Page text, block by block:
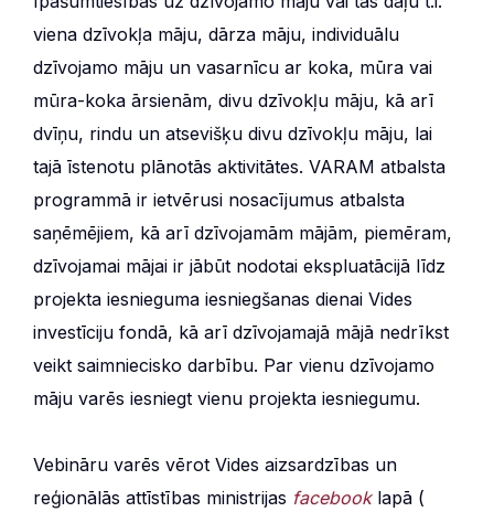
viena dzīvokļa māju, dārza māju, individuālu
dzīvojamo māju un vasarnīcu ar koka, mūra vai
mūra-koka ārsienām, divu dzīvokļu māju, kā arī
dvīņu, rindu un atsevišķu divu dzīvokļu māju, lai
tajā īstenotu plānotās aktivitātes. VARAM atbalsta
programmā ir ietvērusi nosacījumus atbalsta
saņēmējiem, kā arī dzīvojamām mājām, piemēram,
dzīvojamai mājai ir jābūt nodotai ekspluatācijā līdz
projekta iesnieguma iesniegšanas dienai Vides
investīciju fondā, kā arī dzīvojamajā mājā nedrīkst
veikt saimniecisko darbību. Par vienu dzīvojamo
māju varēs iesniegt vienu projekta iesniegumu.
Vebināru varēs vērot Vides aizsardzības un
reģionālās attīstības ministrijas facebooklapā (